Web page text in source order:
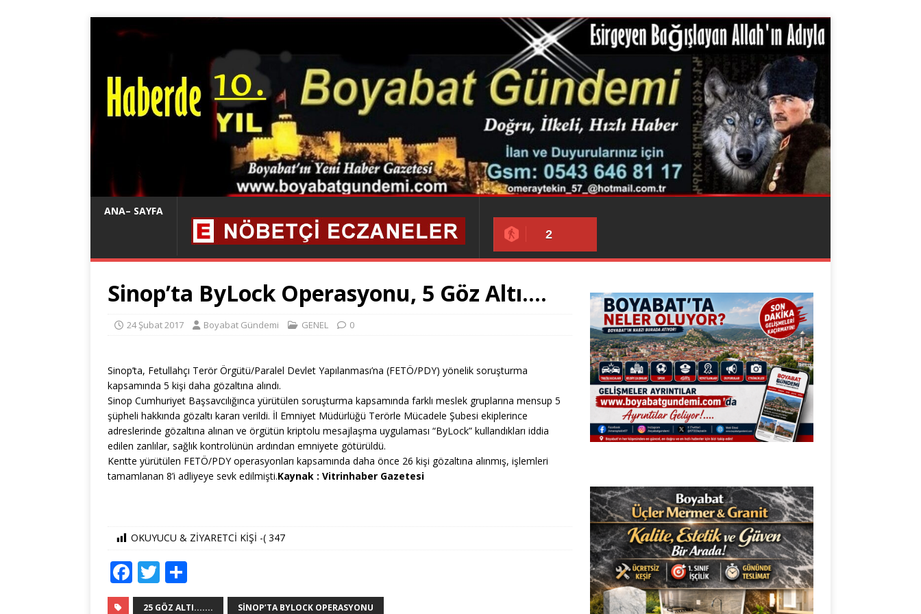
ANA– SAYFA
2
Sinop’ta ByLock Operasyonu, 5 Göz Altı….
24 Şubat 2017 Boyabat Gündemi GENEL 0
Sinop’ta, Fetullahçı Terör Örgütü/Paralel Devlet Yapılanması’na (FETÖ/PDY) yönelik soruşturma
kapsamında 5 kişi daha gözaltına alındı.
Sinop Cumhuriyet Başsavcılığınca yürütülen soruşturma kapsamında farklı meslek gruplarına mensup 5
şüpheli hakkında gözaltı kararı verildi. İl Emniyet Müdürlüğü Terörle Mücadele Şubesi ekiplerince
adreslerinde gözaltına alınan ve örgütün kriptolu mesajlaşma uygulaması “ByLock” kullandıkları iddia
edilen zanlılar, sağlık kontrolünün ardından emniyete götürüldü.
Kentte yürütülen FETÖ/PDY operasyonları kapsamında daha önce 26 kişi gözaltına alınmış, işlemleri
tamamlanan 8’i adliyeye sevk edilmişti.Kaynak : Vitrinhaber Gazetesi
OKUYUCU & ZİYARETCİ KİŞİ -( 347
F
a
T
w h
25 GÖZ ALTI....... SINOP’TA BYLOCK OPERASYONU